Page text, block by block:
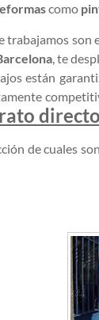
como
son
, te
están
de cuales